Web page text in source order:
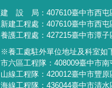
建 設 局： 407610臺中市西屯
新建工程處：407610臺中市西
養護工程處：427215臺中市潭
※養工處駐外單位地址及科室如
市六區工程隊：408009臺中市
山線工程隊：420012臺中市豐
海線工程隊：436044臺中市清